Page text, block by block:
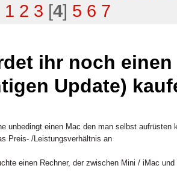
1 2 3 [4] 5 6 7
ihr noch
Update)
unbedingt einen Mac den man selbst aufrüsten
Preis- /Leistungsverhältnis an
einen Rechner, der zwischen Mini / iMac